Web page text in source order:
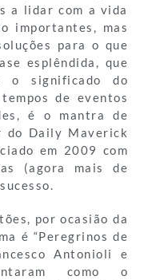
a lidar com a vida
importantes, mas
para o que
esplêndida, que
o significado do
de eventos
é o mantra de
do Daily Maverick
em 2009 com
(agora mais de
por ocasião da
é “Peregrinos de
Antonioli e
como o